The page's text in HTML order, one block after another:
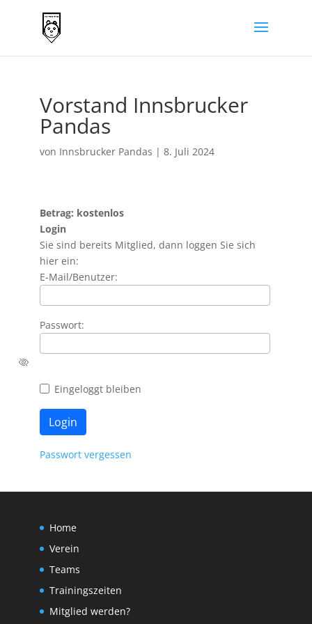
Vorstand Innsbrucker
Pandas
von Innsbrucker Pandas | 8. Juli 2024
Betrag: kostenlos
Login
Sie sind bereits Mitglied, dann loggen Sie sich
hier ein:
E-Mail/Benutzer:
Passwort:
Eingeloggt bleiben
Passwort vergessen
Home
Verein
Teams
Trainingszeiten
Mitglied werden?